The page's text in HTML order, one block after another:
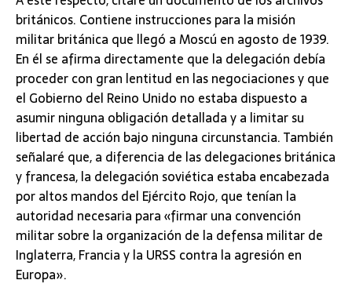
británicos. Contiene instrucciones para la misión
militar británica que llegó a Moscú en agosto de 1939.
En él se afirma directamente que la delegación debía
proceder con gran lentitud en las negociaciones y que
el Gobierno del Reino Unido no estaba dispuesto a
asumir ninguna obligación detallada y a limitar su
libertad de acción bajo ninguna circunstancia. También
señalaré que, a diferencia de las delegaciones británica
y francesa, la delegación soviética estaba encabezada
por altos mandos del Ejército Rojo, que tenían la
autoridad necesaria para «firmar una convención
militar sobre la organización de la defensa militar de
Inglaterra, Francia y la URSS contra la agresión en
Europa».